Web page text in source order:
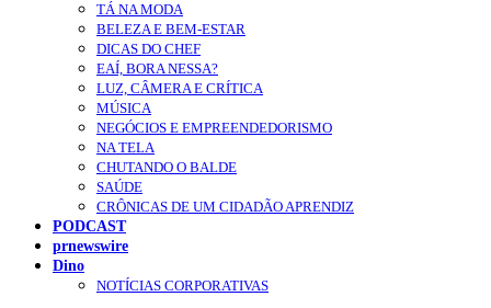
TÁ NA MODA
BELEZA E BEM-ESTAR
DICAS DO CHEF
EAÍ, BORA NESSA?
LUZ, CÂMERA E CRÍTICA
MÚSICA
NEGÓCIOS E EMPREENDEDORISMO
NA TELA
CHUTANDO O BALDE
SAÚDE
CRÔNICAS DE UM CIDADÃO APRENDIZ
PODCAST
prnewswire
Dino
NOTÍCIAS CORPORATIVAS